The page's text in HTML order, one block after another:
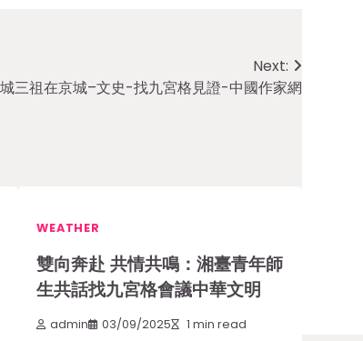
Next:
三祖在京城–文史-找九宮格見證-中國作家網
WEATHER
雙向奔赴 共情共鳴：湘臺青年師
生共話找九宮格會議中華文明
admin 03/09/2025 1 min read